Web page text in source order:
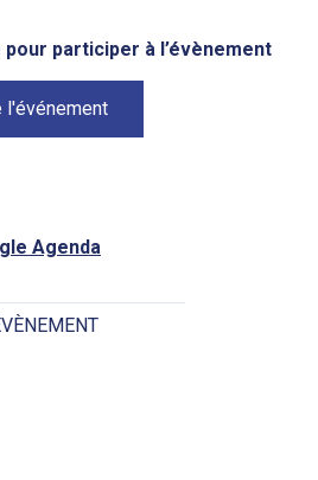
participer à l’évènement
Agenda